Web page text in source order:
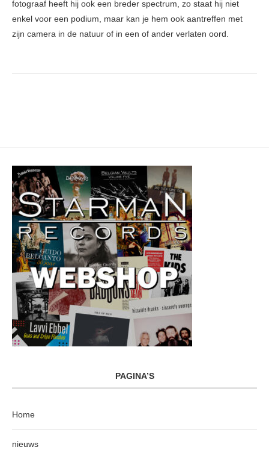
fotograaf heeft hij ook een breder spectrum, zo staat hij niet
enkel voor een podium, maar kan je hem ook aantreffen met
zijn camera in de natuur of in een of ander verlaten oord.
PAGINA’S
Home
nieuws